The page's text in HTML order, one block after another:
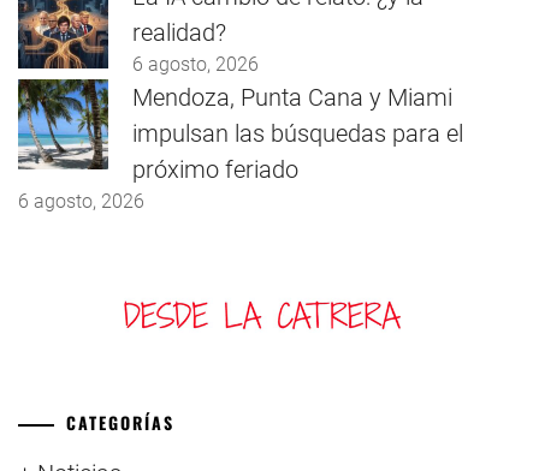
realidad?
6 agosto, 2026
Mendoza, Punta Cana y Miami
impulsan las búsquedas para el
próximo feriado
6 agosto, 2026
CATEGORÍAS